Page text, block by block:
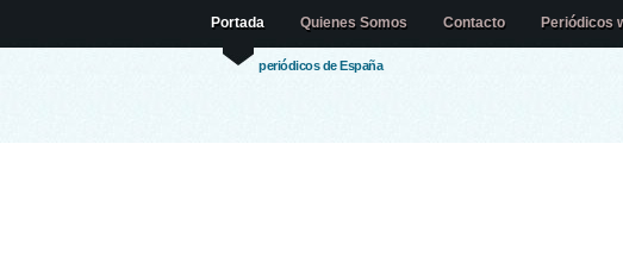
periódicos de España
Portada Quienes Somos Contacto Periódicos